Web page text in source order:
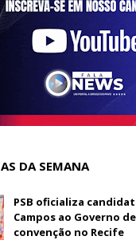
DA SEMANA
PSB oficializa
Campos ao Governo
convenção no Recife